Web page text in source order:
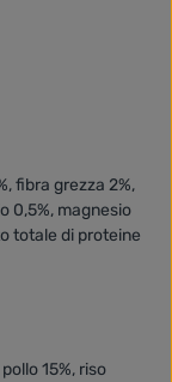
fibra grezza 2%,
0,5%, magnesio
totale di proteine
15%, riso